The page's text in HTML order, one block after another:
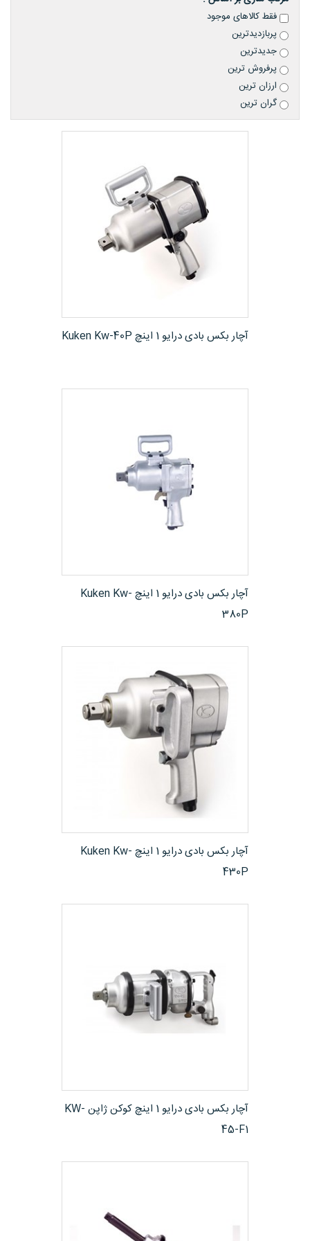
فقط کالاهای موجود
پربازدیدترین
جدیدترین
پرفروش ترین
ارزان ترین
گران ترین
مشاهده محصولآچار بکس بادی درایو 1 اینچ Kuken Kw-40P
مشاهده محصولآچار بکس بادی درایو 1 اینچ Kuken Kw-
380P
مشاهده محصولآچار بکس بادی درایو 1 اینچ Kuken Kw-
430P
مشاهده محصول
آچار بکس بادی درایو 1 اینچ کوکن ژاپن KW-
45-F1